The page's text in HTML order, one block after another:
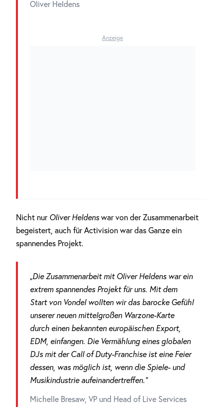
Oliver Heldens
Anzeige
Nicht nur Oliver Heldenswar von der Zusammenarbeit
begeistert, auch für Activision war das Ganze ein
spannendes Projekt.
„Die Zusammenarbeit mit Oliver Heldens war ein
extrem spannendes Projekt für uns. Mit dem
Start von Vondel wollten wir das barocke Gefühl
unserer neuen mittelgroßen Warzone-Karte
durch einen bekannten europäischen Export,
EDM, einfangen. Die Vermählung eines globalen
DJs mit der Call of Duty-Franchise ist eine Feier
dessen, was möglich ist, wenn die Spiele- und
Musikindustrie aufeinandertreffen.“
Michelle Bresaw, VP und Head of Live Services